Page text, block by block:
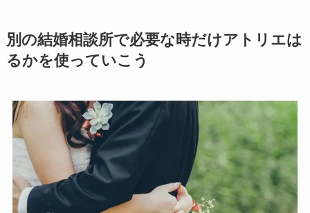
別の結婚相談所で必要な時だけアトリエは
るかを使っていこう